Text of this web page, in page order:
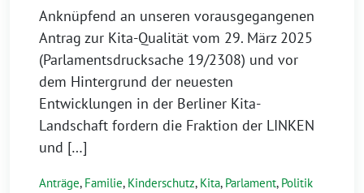
Anknüpfend an unseren vorausgegangenen
Antrag zur Kita-Qualität vom 29. März 2025
(Parlamentsdrucksache 19/2308) und vor
dem Hintergrund der neuesten
Entwicklungen in der Berliner Kita-
Landschaft fordern die Fraktion der LINKEN
und […]
Anträge, Familie, Kinderschutz, Kita, Parlament, Politik